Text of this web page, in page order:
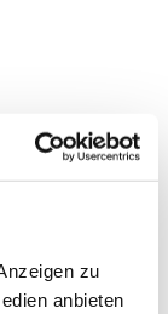
zu
anbieten